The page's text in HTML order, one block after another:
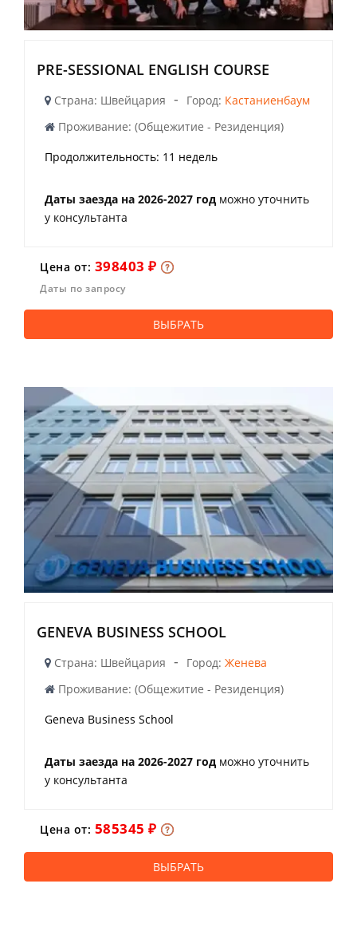
PRE-SESSIONAL ENGLISH COURSE
Страна: Швейцария - Город: Кастаниенбаум
Проживание: (Общежитие - Резиденция)
Продолжительность: 11 недель
Даты заезда на 2026-2027 год можно уточнить
у консультанта
Цена от: 398403 ₽
Даты по запросу
ВЫБРАТЬ
GENEVA BUSINESS SCHOOL
Страна: Швейцария - Город: Женева
Проживание: (Общежитие - Резиденция)
Geneva Business School
Даты заезда на 2026-2027 год можно уточнить
у консультанта
Цена от: 585345 ₽
ВЫБРАТЬ